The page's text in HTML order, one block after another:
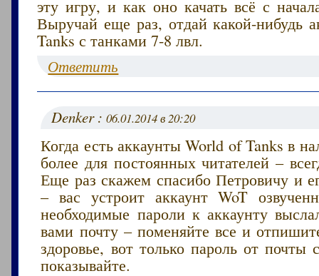
эту игру, и как оно качать всё с
Выручай еще раз, отдай какой-нибудь
Tanks с танками 7-8 лвл.
Ответить
Denker :06.01.2014 в 20:20
Когда есть аккаунты World of Tanks в
более для постоянных читателей –
Еще раз скажем спасибо Петровичу и
– вас устроит аккаунт WoT
необходимые пароли к аккаунту
вами почту – поменяйте все и
здоровье, вот только пароль от
показывайте.